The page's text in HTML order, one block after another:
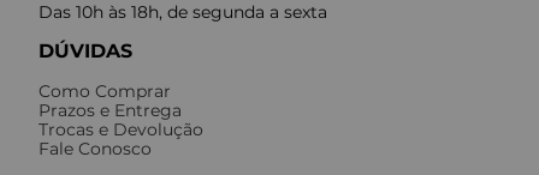
Das 10h às 18h, de segunda a sexta
DÚVIDAS
Como Comprar
Prazos e Entrega
Trocas e Devolução
Fale Conosco